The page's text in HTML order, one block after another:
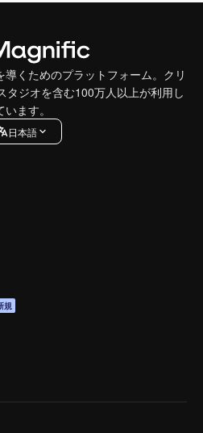
くためのプラットフォーム。クリ
タジオを含む100万人以上が利用し
います。
日本語
規